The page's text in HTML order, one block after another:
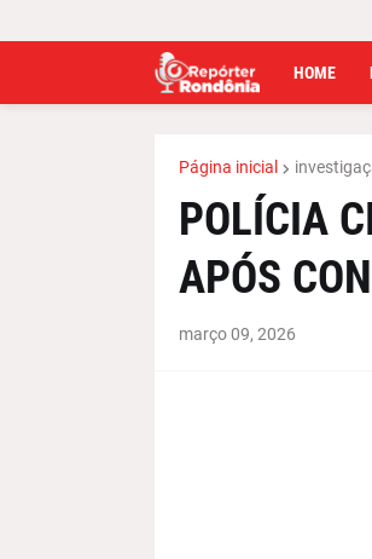
HOME
Página inicial
POLÍCIA
APÓS
março 09, 2026